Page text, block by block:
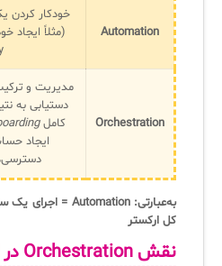
Automation
خودکار کردن
Orchestration
مدیریت و
دستیابی به
کامل
ایجاد
کل ارکستر
نقش Orchestration در ITIL 4:
برنامه‌ساز هوشمند App Creator
سیستم هوشمند مدیریت فروش و فاکتور
سامانه مدیریت امنیت اطلاعات
✧
سلف سرویس کاربران
سامانه مدیریت دارایی‌ها [Asset Explorer]
سامانه مدیریت پشتیبانی مشتریان
چارچوب ITIL برای همه
فلافلی_فناوری
آرشیو دانلودهای مدانت